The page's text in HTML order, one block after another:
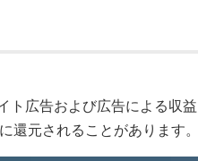
ト広告および広告による収
還元されることがあります。